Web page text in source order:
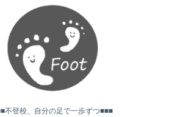
不登校、自分の足で一歩ずつ■■■